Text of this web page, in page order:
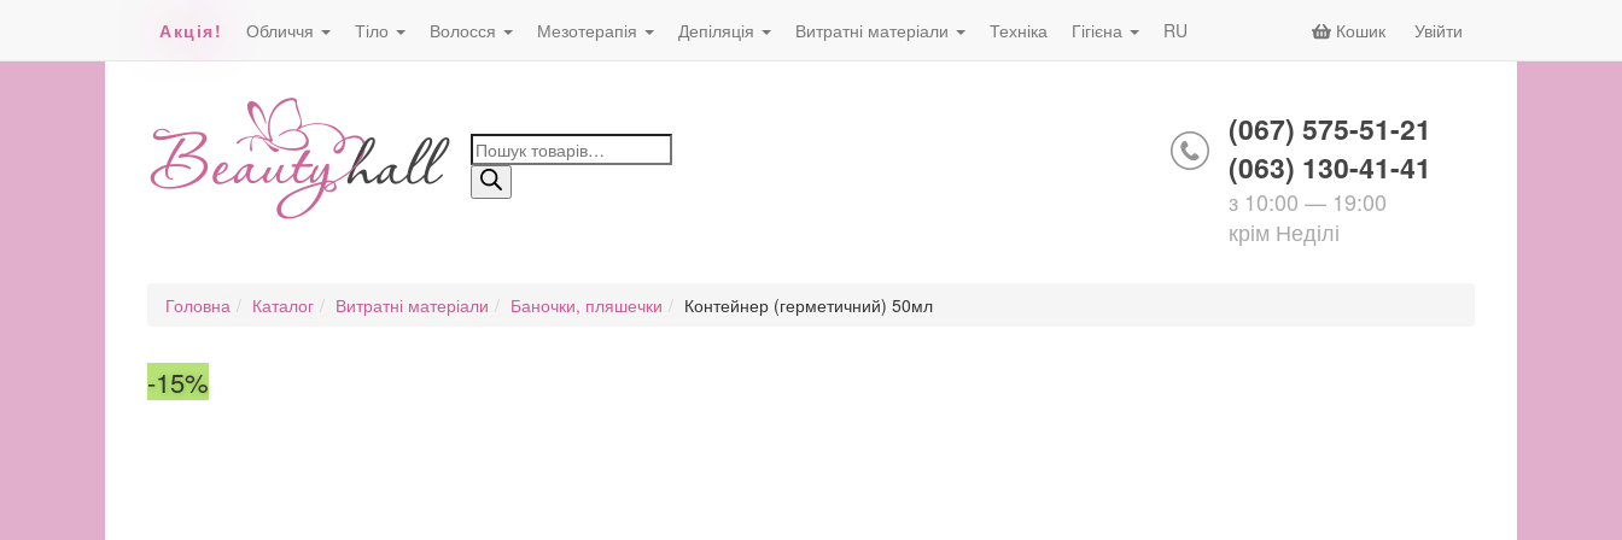
Кошик Увійти
Акція! Обличчя Тіло Волосся Мезотерапія Депіляція Витратні матеріали Техніка Гігієна RU
Пошук
товарів
(067) 575-51-21
(063) 130-41-41
з 10:00 — 19:00
крім Неділі
Головна Каталог Витратні матеріали Баночки, пляшечки Контейнер (герметичний) 50мл
-15%